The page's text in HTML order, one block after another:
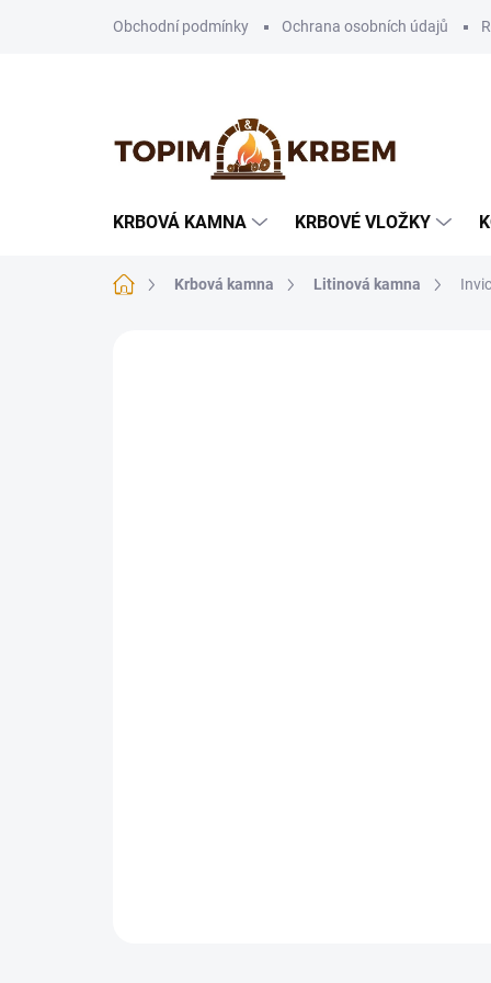
Obchodní podmínky Ochrana osobních údajů
KRBOVÁ KAMNA KRBOVÉ VLOŽKY
Domů Krbová kamna Litinová kamna